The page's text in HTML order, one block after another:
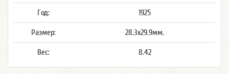
Год: 1925
Размер: 28.3x29.9мм.
Вес: 8.42